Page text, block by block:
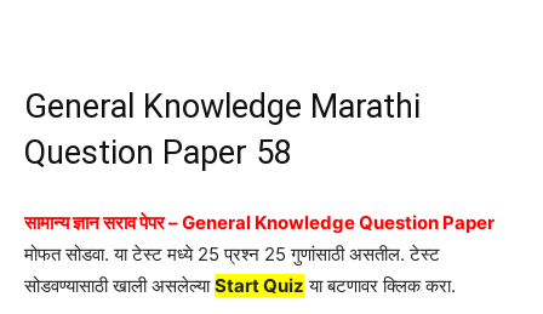
General Knowledge Marathi
Question Paper 58
सामान्य ज्ञान सराव पेपर – General Knowledge Question Paper
मोफत सोडवा. या टेस्ट मध्ये 25 प्रश्न 25 गुणांसाठी असतील. टेस्ट
सोडवण्यासाठी खाली असलेल्याStart Quiz या बटणावर क्लिक करा.